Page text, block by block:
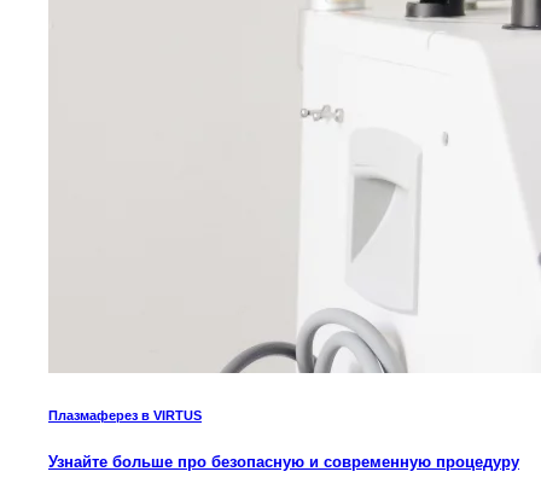
Плазмаферез в VIRTUS
Узнайте больше про безопасную и современную процедуру